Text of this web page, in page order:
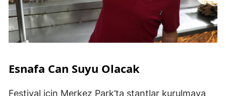
Esnafa Can Suyu Olacak
Festival için Merkez Park’ta stantlar kurulmaya